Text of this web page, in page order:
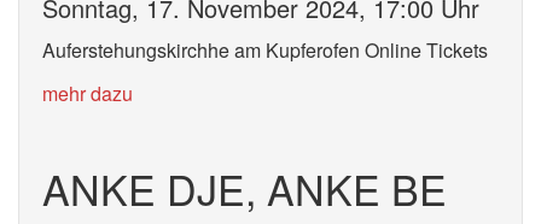
Sonntag, 17. November 2024, 17:00 Uhr
Auferstehungskirchhe am Kupferofen Online Tickets
mehr dazu
ANKE DJE, ANKE BE